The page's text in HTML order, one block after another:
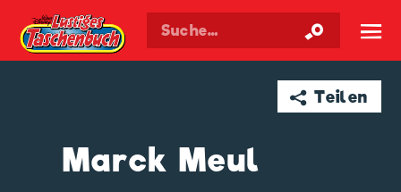
Walt Disneys Taschenbuch ☰
➦ Teilen
Marck Meul